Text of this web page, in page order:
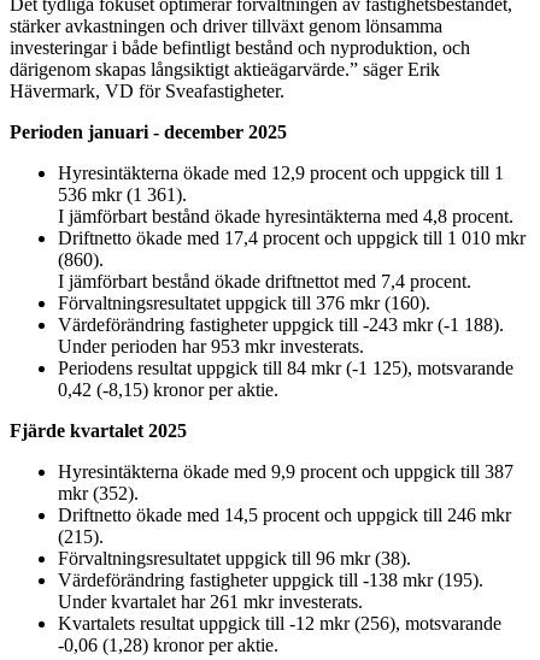
stärker avkastningen och driver tillväxt genom lönsamma
investeringar i både befintligt bestånd och nyproduktion, och
därigenom skapas långsiktigt aktieägarvärde.” säger Erik
Hävermark, VD för Sveafastigheter.
Perioden januari - december 2025
Hyresintäkterna ökade med 12,9 procent och uppgick till 1
536 mkr (1 361).
I jämförbart bestånd ökade hyresintäkterna med 4,8 procent.
Driftnetto ökade med 17,4 procent och uppgick till 1 010 mkr
(860).
I jämförbart bestånd ökade driftnettot med 7,4 procent.
Förvaltningsresultatet uppgick till 376 mkr (160).
Värdeförändring fastigheter uppgick till -243 mkr (-1 188).
Under perioden har 953 mkr investerats.
Periodens resultat uppgick till 84 mkr (-1 125), motsvarande
0,42 (-8,15) kronor per aktie.
Fjärde kvartalet 2025
Hyresintäkterna ökade med 9,9 procent och uppgick till 387
mkr (352).
Driftnetto ökade med 14,5 procent och uppgick till 246 mkr
(215).
Förvaltningsresultatet uppgick till 96 mkr (38).
Värdeförändring fastigheter uppgick till -138 mkr (195).
Under kvartalet har 261 mkr investerats.
Kvartalets resultat uppgick till -12 mkr (256), motsvarande
-0,06 (1,28) kronor per aktie.